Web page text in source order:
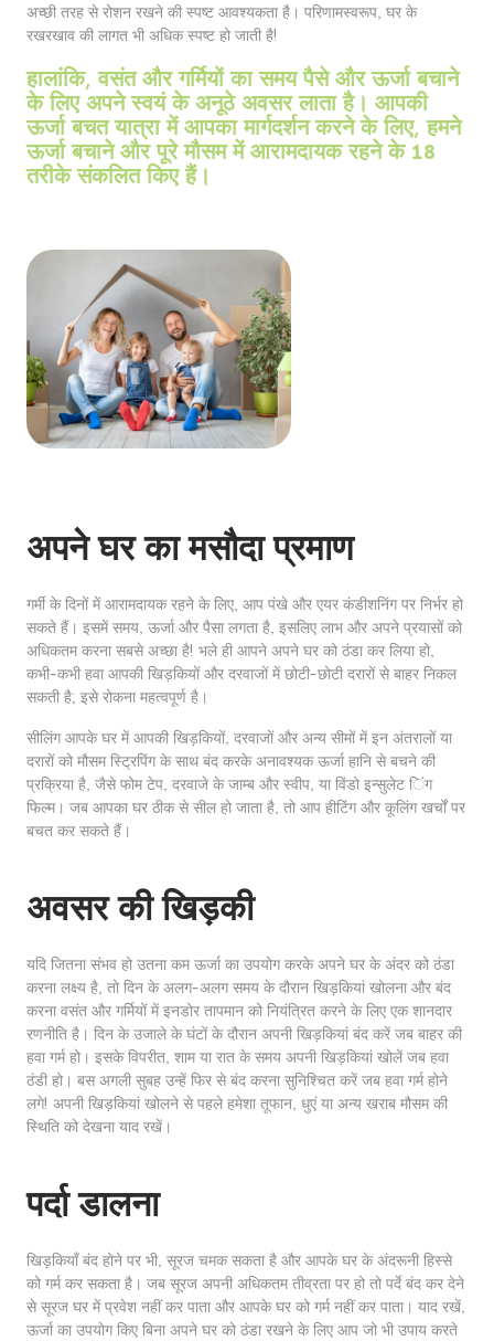
अच्छी तरह से रोशन रखने की स्पष्ट आवश्यकता है। परिणामस्वरूप, घर के
रखरखाव की लागत भी अधिक स्पष्ट हो जाती है!
हालांकि, वसंत और गर्मियों का समय पैसे और ऊर्जा बचाने
के लिए अपने स्वयं के अनूठे अवसर लाता है। आपकी
ऊर्जा बचत यात्रा में आपका मार्गदर्शन करने के लिए, हमने
ऊर्जा बचाने और पूरे मौसम में आरामदायक रहने के 18
तरीके संकलित किए हैं।
अपने घर का मसौदा प्रमाण
गर्मी के दिनों में आरामदायक रहने के लिए, आप पंखे और एयर कंडीशनिंग पर निर्भर हो
सकते हैं। इसमें समय, ऊर्जा और पैसा लगता है, इसलिए लाभ और अपने प्रयासों को
अधिकतम करना सबसे अच्छा है! भले ही आपने अपने घर को ठंडा कर लिया हो,
कभी-कभी हवा आपकी खिड़कियों और दरवाजों में छोटी-छोटी दरारों से बाहर निकल
सकती है; इसे रोकना महत्वपूर्ण है।
सीलिंग आपके घर में आपकी खिड़कियों, दरवाजों और अन्य सीमों में इन अंतरालों या
दरारों को मौसम स्ट्रिपिंग के साथ बंद करके अनावश्यक ऊर्जा हानि से बचने की
प्रक्रिया है, जैसे फोम टेप, दरवाजे के जाम्ब और स्वीप, या विंडो इन्सुलेट िंग
फिल्म। जब आपका घर ठीक से सील हो जाता है, तो आप हीटिंग और कूलिंग खर्चों पर
बचत कर सकते हैं।
अवसर की खिड़की
यदि जितना संभव हो उतना कम ऊर्जा का उपयोग करके अपने घर के अंदर को ठंडा
करना लक्ष्य है, तो दिन के अलग-अलग समय के दौरान खिड़कियां खोलना और बंद
करना वसंत और गर्मियों में इनडोर तापमान को नियंत्रित करने के लिए एक शानदार
रणनीति है। दिन के उजाले के घंटों के दौरान अपनी खिड़कियां बंद करें जब बाहर की
हवा गर्म हो। इसके विपरीत, शाम या रात के समय अपनी खिड़कियां खोलें जब हवा
ठंडी हो। बस अगली सुबह उन्हें फिर से बंद करना सुनिश्चित करें जब हवा गर्म होने
लगे! अपनी खिड़कियां खोलने से पहले हमेशा तूफान, धुएं या अन्य खराब मौसम की
स्थिति को देखना याद रखें।
पर्दा डालना
खिड़कियाँ बंद होने पर भी, सूरज चमक सकता है और आपके घर के अंदरूनी हिस्से
को गर्म कर सकता है। जब सूरज अपनी अधिकतम तीव्रता पर हो तो पर्दे बंद कर देने
से सूरज घर में प्रवेश नहीं कर पाता और आपके घर को गर्म नहीं कर पाता। याद रखें,
ऊर्जा का उपयोग किए बिना अपने घर को ठंडा रखने के लिए आप जो भी उपाय करते